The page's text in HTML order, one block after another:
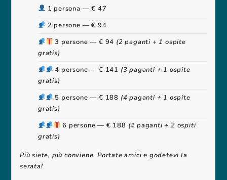
1 persona — € 47
2 persone — € 94
3 persone — € 94 (2 paganti + 1 ospite
gratis)
4 persone — € 141 (3 paganti + 1 ospite
gratis)
5 persone — € 188 (4 paganti + 1 ospite
gratis)
6 persone — € 188 (4 paganti + 2 ospiti
gratis)
Più siete, più conviene. Portate amici e godetevi la
serata!